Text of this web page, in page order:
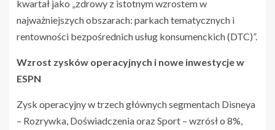
kwartał jako „zdrowy z istotnym wzrostem w
najważniejszych obszarach: parkach tematycznych i
rentowności bezpośrednich usług konsumenckich (DTC)”.
Wzrost zysków operacyjnych i nowe inwestycje w
ESPN
Zysk operacyjny w trzech głównych segmentach Disneya
– Rozrywka, Doświadczenia oraz Sport – wzrósł o 8%,